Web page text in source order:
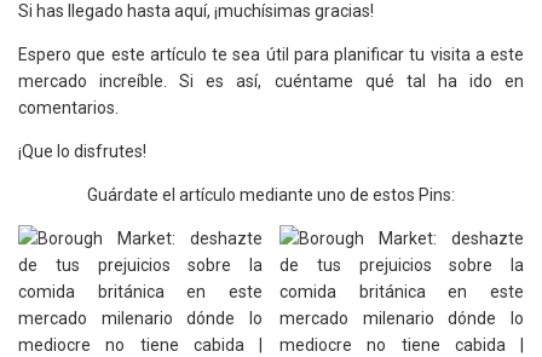
Si has llegado hasta aquí, ¡muchísimas gracias!
Espero que este artículo te sea útil para planificar tu visita a este
mercado increíble. Si es así, cuéntame qué tal ha ido en
comentarios.
¡Que lo disfrutes!
Guárdate el artículo mediante uno de estos Pins: